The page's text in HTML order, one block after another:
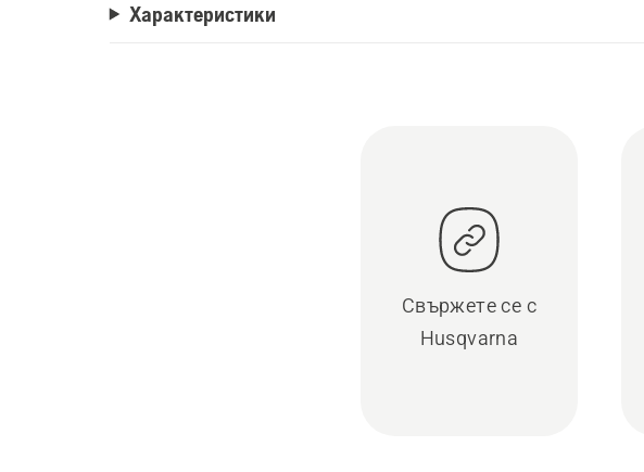
Характеристики
Свържете се с
Husqvarna